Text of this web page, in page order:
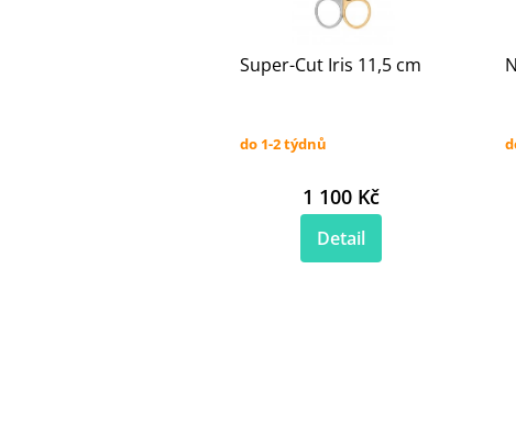
Super-Cut Iris 11,5 cm
do 1-2 týdnů
1 100 Kč
Detail